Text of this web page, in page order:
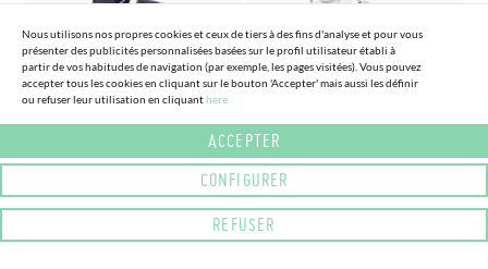
(3 COULEURS) (TAILLE 19 - 24)
51,95€
(2 COULEURS) (TAILLE 26 - 34)
CUIR ENFANT
68,95€
Nous utilisons nos propres cookies et ceux de tiers à des fins d'analyse et pour vous
présenter des publicités personnalisées basées sur le profil utilisateur établi à
partir de vos habitudes de navigation (par exemple, les pages visitées). Vous pouvez
accepter tous les cookies en cliquant sur le bouton 'Accepter' mais aussi les définir
ou refuser leur utilisation en cliquanthere.
ACCEPTER
CONFIGURER
REFUSER